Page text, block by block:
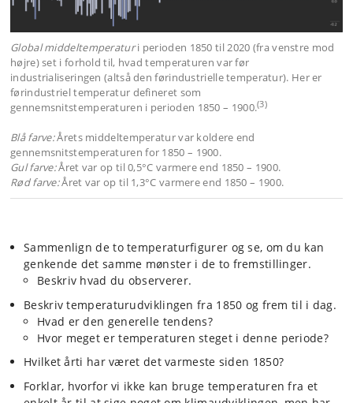
Global middeltemperaturi perioden 1850 til 2020 (fra venstre mod
højre) set i forhold til, hvad temperaturen var før
industrialiseringen (altså den førindustrielle temperatur). Her er
førindustriel temperatur defineret som
gennemsnitstemperaturen i perioden 1850 – 1900.(3)
Blå farve:Årets middeltemperatur var koldere end
gennemsnitstemperaturen for 1850 – 1900.
Gul farve:Året var op til 0,5°C varmere end 1850 – 1900.
Rød farve:Året var op til 1,3°C varmere end 1850 – 1900.
Sammenlign de to temperaturfigurer og se, om du kan
genkende det samme mønster i de to fremstillinger.
Beskriv hvad du observerer.
Beskriv temperaturudviklingen fra 1850 og frem til i dag.
Hvad er den generelle tendens?
Hvor meget er temperaturen steget i denne periode?
Hvilket årti har været det varmeste siden 1850?
Forklar, hvorfor vi ikke kan bruge temperaturen fra et